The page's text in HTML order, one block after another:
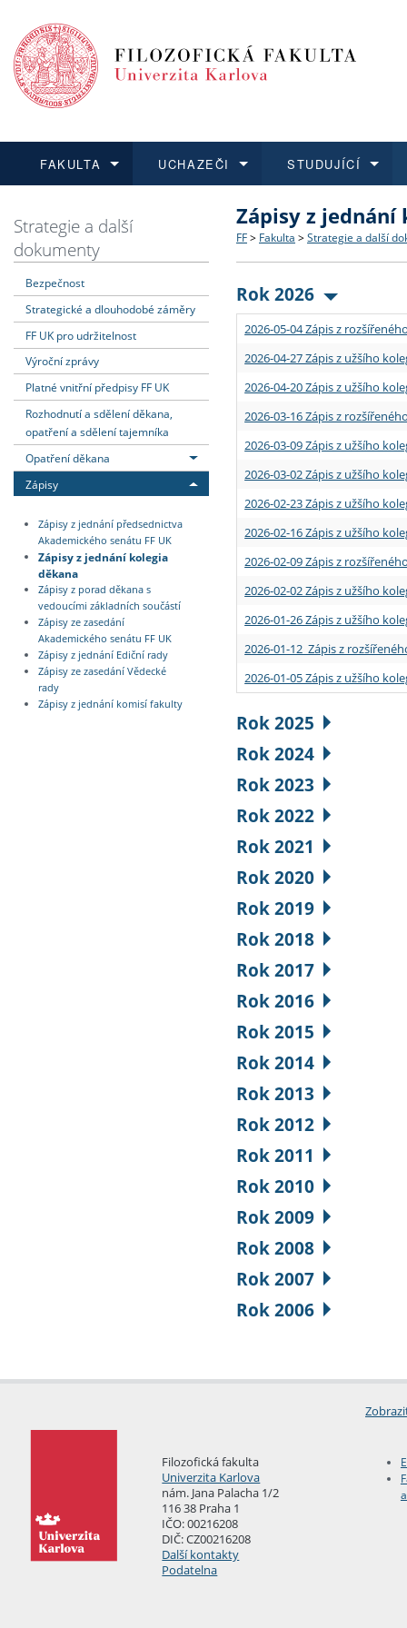
FAKULTA
Dozvědět se více
Struktura a historie
Strategie a další
Podpora a benefity pro
Absolventi fakulty
UCHAZEČI
Podat přihlášku
Co studovat a jak se
Učitelské studijní
Informace k průběhu
STUDUJÍCÍ
Dozvědět se více
Bakalářské a magisterské
Doktorské studium
Rigorózní řízení
Dozvědět se více
O vědě a výzkumu na FF
Akademické kvalifikace
Granty a projekty
Dozvědět se více
Aktuální nabídky a
Vyjíždějící studenti
Přijíždějící studenti
Vyjíždějící zaměstnanci
Strategie a další
dokumenty
Bezpečnost
Strategické a dlouhodobé záměry
FF UK pro udržitelnost
Výroční zprávy
Platné vnitřní předpisy FF UK
Rozhodnutí a sdělení děkana,
opatření a sdělení tajemníka
Opatření děkana
Zápisy
Zápisy z jednání předsednictva
Akademického senátu FF UK
Zápisy z jednání kolegia
děkana
Zápisy z porad děkana s
vedoucími základních součástí
Zápisy ze zasedání
Akademického senátu FF UK
Zápisy z jednání Ediční rady
Zápisy ze zasedání Vědecké
rady
Zápisy z jednání komisí fakulty
Zápisy z jednání
FF > Fakulta > Strategie a další
Rok 2026
2026-05-04 Zápis z
2026-04-27 Zápis z užšího
2026-04-20 Zápis z užšího
2026-03-16 Zápis z
2026-03-09 Zápis z užšího
2026-03-02 Zápis z užšího
2026-02-23 Zápis z užšího
2026-02-16 Zápis z užšího
2026-02-09 Zápis z
2026-02-02 Zápis z užšího
2026-01-26 Zápis z užšího
2026-01-12 Zápis z
2026-01-05 Zápis z užšího
Rok 2025
Rok 2024
Rok 2023
Rok 2022
Rok 2021
Rok 2020
Rok 2019
Rok 2018
Rok 2017
Rok 2016
Rok 2015
Rok 2014
Rok 2013
Rok 2012
Rok 2011
Rok 2010
Rok 2009
Rok 2008
Rok 2007
Rok 2006
Filozofická fakulta
Univerzita Karlova
nám. Jana Palacha 1/2
116 38 Praha 1
IČO: 00216208
DIČ: CZ00216208
Další kontakty
Podatelna